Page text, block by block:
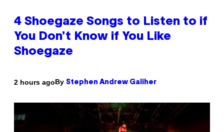
4 Shoegaze Songs to Listen to if
You Don’t Know if You Like
Shoegaze
2 hours agoBy Stephen Andrew Galiher